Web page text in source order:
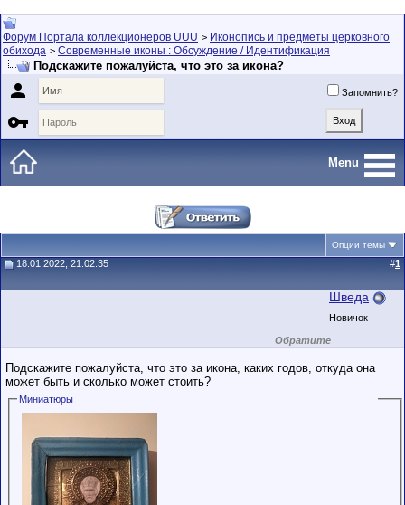
Форум Портала коллекционеров UUU > Иконопись и предметы церковного
обихода > Современные иконы : Обсуждение / Идентификация
Подскажите пожалуйста, что это за икона?
 Запомнить?

Menu
Опции темы
18.01.2022, 21:02:35 #1
Шведа
Новичок
Обратите
внимание на
пользователя на
Подскажите пожалуйста, что это за икона, каких годов, откуда она
может быть и сколько может стоить?
Миниатюры